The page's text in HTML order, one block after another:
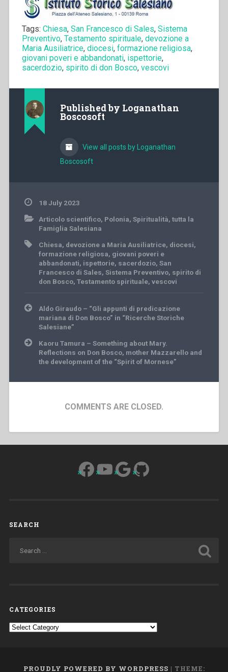
Tags: Chiesa, San Francesco di Sales, Sistema
Preventivo, Testamento spirituale, devozione a
Maria Ausiliatrice, diocesi, formazione religiosa,
giovani poveri e abbandonati, ispettorie,
sacerdozio, spirito di don Bosco, vescovi
Published by Loganathan
Boscosoft
View all posts by Loganathan
Boscosoft
18 July 2023
Articolo scientifico, Polonia, Spiritualità, tutta la
Famiglia Salesiana
Chiesa, devozione a Maria Ausiliatrice, diocesi,
formazione religiosa, giovani poveri e
abbandonati, ispettorie, sacerdozio, San
Francesco di Sales, Sistema Preventivo, spirito di
don Bosco, Testamento spirituale, vescovi
Post
navigation
Aldo Giraudo – “Gli appunti di predicazione
mariana di Don Bosco” in “Ricerche Storiche
Salesiane”
Kaoru Tamura – Something about Mary.
Reflections on Don Bosco, mother Mazzarello and
the development of the “Spirit of Mornese”
COMMENTS ARE CLOSED.
Facebook
YouTube
Google
GitHub
SEARCH
CATEGORIES
Categories
PROUDLY POWERED BY WORDPRESS | THEME: